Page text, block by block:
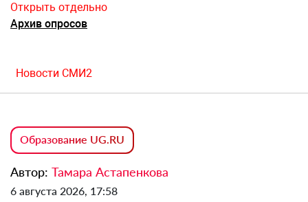
Открыть отдельно
Архив опросов
Новости СМИ2
Образование UG.RU
Автор: Тамара Астапенкова
6 августа 2026, 17:58